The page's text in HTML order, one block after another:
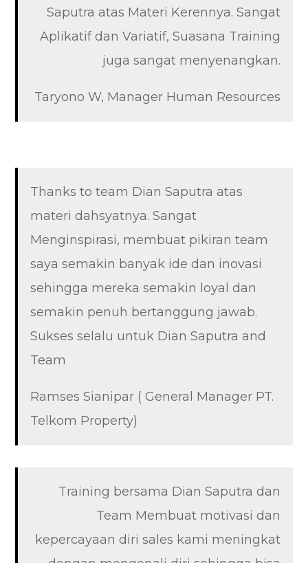
Saputra atas Materi Kerennya. Sangat
Aplikatif dan Variatif, Suasana Training
juga sangat menyenangkan.
Taryono W, Manager Human Resources
Thanks to team Dian Saputra atas
materi dahsyatnya. Sangat
Menginspirasi, membuat pikiran team
saya semakin banyak ide dan inovasi
sehingga mereka semakin loyal dan
semakin penuh bertanggung jawab.
Sukses selalu untuk Dian Saputra and
Team
Ramses Sianipar ( General Manager PT.
Telkom Property)
Training bersama Dian Saputra dan
Team Membuat motivasi dan
kepercayaan diri sales kami meningkat